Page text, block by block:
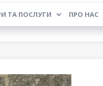
ТА ПОСЛУГИ ПРО НАС